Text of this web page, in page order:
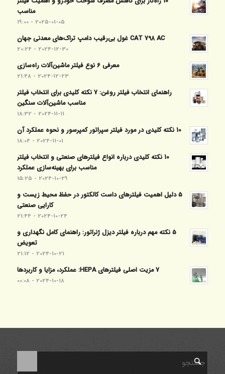
مناسب
2025-01-05 - 19:00
CAT 798 AC غول بی‌رقیب دامپ تراک‌های معدنی جهان
2024-12-30 - 20:24
معرفی 6 نوع فیلتر ماشین‌آلات راه‌سازی
2024-12-23 - 21:48
راهنمای انتخاب فیلتر روغن: 7 نکته کلیدی برای انتخاب فیلتر
مناسب ماشین‌آلات سنگین
2024-11-11 - 18:32
10 نکته کلیدی در مورد فیلتر سپراتور کمپرسور و نحوه عملکرد آن
2024-11-01 - 18:04
10 نکته کلیدی درباره انواع فیلترهای صنعتی و انتخاب فیلتر
مناسب برای بهینه‌سازی عملکرد
2024-10-29 - 15:25
5 دلیل اهمیت فیلترهای داست کالکتور در حفظ محیط زیست و
کارایی صنعتی
2024-10-24 - 21:44
5 نکته مهم درباره فیلتر دیزل ژنراتور: راهنمای کامل نگهداری و
تعویض
2024-10-21 - 21:12
7 مزیت اصلی فیلترهای HEPA: عملکرد، مزایا و کاربردها
2024-10-18 - 00:08